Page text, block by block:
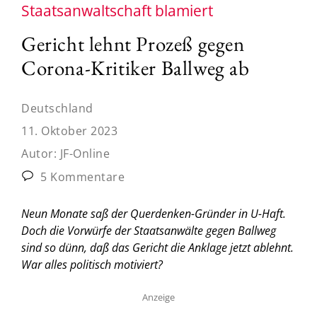
Staatsanwaltschaft blamiert
Gericht lehnt Prozeß gegen
Corona-Kritiker Ballweg ab
Deutschland
11. Oktober 2023
Autor: JF-Online
5 Kommentare
Neun Monate saß der Querdenken-Gründer in U-Haft.
Doch die Vorwürfe der Staatsanwälte gegen Ballweg
sind so dünn, daß das Gericht die Anklage jetzt ablehnt.
War alles politisch motiviert?
Anzeige